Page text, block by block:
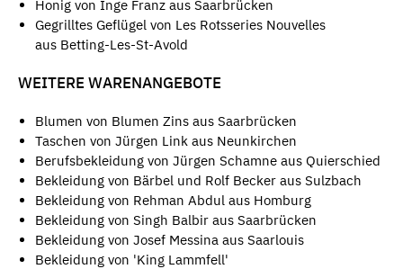
Honig von Inge Franz aus Saarbrücken
Gegrilltes Geflügel von Les Rotsseries Nouvelles
aus Betting-Les-St-Avold
WEITERE WARENANGEBOTE
Blumen von Blumen Zins aus Saarbrücken
Taschen von Jürgen Link aus Neunkirchen
Berufsbekleidung von Jürgen Schamne aus Quierschied
Bekleidung von Bärbel und Rolf Becker aus Sulzbach
Bekleidung von Rehman Abdul aus Homburg
Bekleidung von Singh Balbir aus Saarbrücken
Bekleidung von Josef Messina aus Saarlouis
Bekleidung von 'King Lammfell'